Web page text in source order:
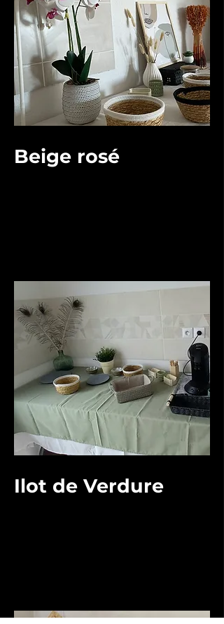
Beige rosé
Ilot de Verdure